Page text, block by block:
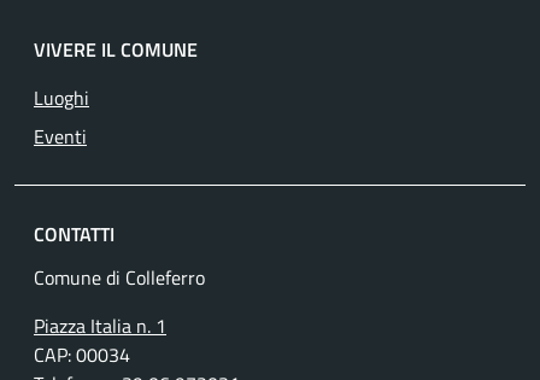
VIVERE IL COMUNE
Luoghi
Eventi
CONTATTI
Comune di Colleferro
Piazza Italia n. 1
CAP: 00034